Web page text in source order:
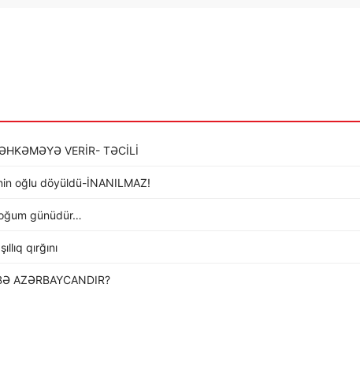
VERİR- TƏCİLİ
oğlu döyüldü-İNANILMAZ!
günüdür…
qırğını
AZƏRBAYCANDIR?